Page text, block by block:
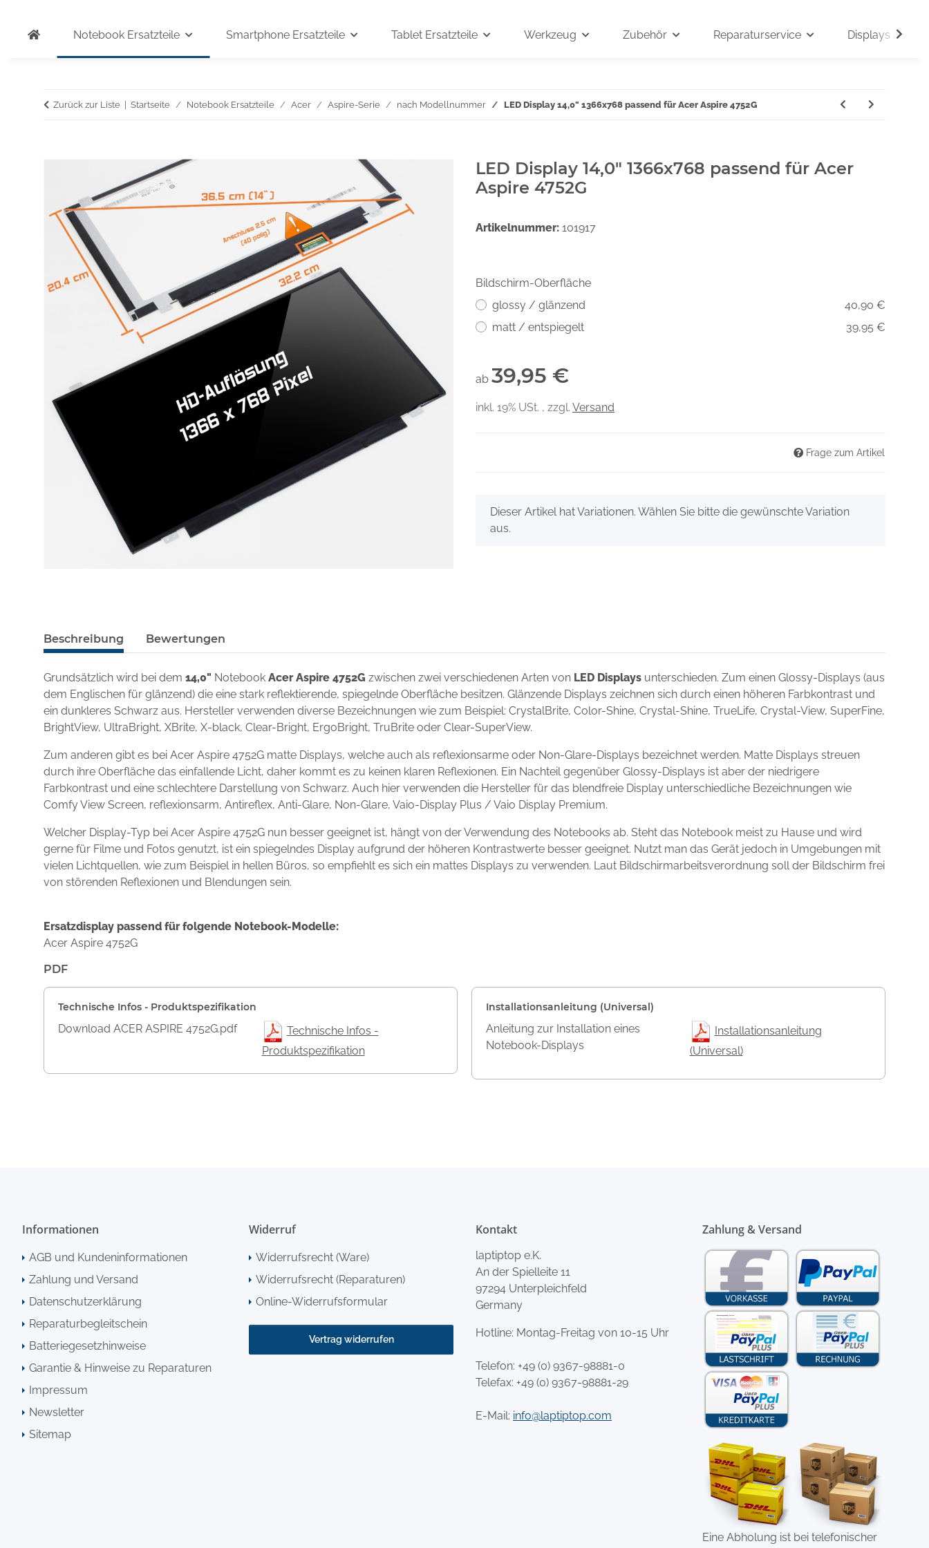
Notebook Ersatzteile Smartphone Ersatzteile Tablet Ersatzteile Werkzeug Zubehör Reparaturservice Displays auf
Zurück zur Liste Startseite Notebook Ersatzteile Acer Aspire-Serie nach Modellnummer LED Display 14,0" 1366x768 passend für Acer Aspire 4752G
LED Display 14,0" 1366x768 passend für Acer
Aspire 4752G
Artikelnummer: 101917
Bildschirm-Oberfläche
glossy / glänzend
40,90 €
matt / entspiegelt
39,95 €
ab 39,95 €
inkl. 19% USt. , zzgl. Versand
Frage zum Artikel
xDieser Artikel hat Variationen. Wählen Sie bitte die gewünschte Variation
aus.
Beschreibung Bewertungen
Grundsätzlich wird bei dem 14,0" Notebook Acer Aspire 4752G zwischen zwei verschiedenen Arten von LED Displays unterschieden. Zum einen Glossy-Displays (aus
dem Englischen für glänzend) die eine stark reflektierende, spiegelnde Oberfläche besitzen. Glänzende Displays zeichnen sich durch einen höheren Farbkontrast und
ein dunkleres Schwarz aus. Hersteller verwenden diverse Bezeichnungen wie zum Beispiel: CrystalBrite, Color-Shine, Crystal-Shine, TrueLife, Crystal-View, SuperFine,
BrightView, UltraBright, XBrite, X-black, Clear-Bright, ErgoBright, TruBrite oder Clear-SuperView.
Zum anderen gibt es bei Acer Aspire 4752G matte Displays, welche auch als reflexionsarme oder Non-Glare-Displays bezeichnet werden. Matte Displays streuen
durch ihre Oberfläche das einfallende Licht, daher kommt es zu keinen klaren Reflexionen. Ein Nachteil gegenüber Glossy-Displays ist aber der niedrigere
Farbkontrast und eine schlechtere Darstellung von Schwarz. Auch hier verwenden die Hersteller für das blendfreie Display unterschiedliche Bezeichnungen wie
Comfy View Screen, reflexionsarm, Antireflex, Anti-Glare, Non-Glare, Vaio-Display Plus / Vaio Display Premium.
Welcher Display-Typ bei Acer Aspire 4752G nun besser geeignet ist, hängt von der Verwendung des Notebooks ab. Steht das Notebook meist zu Hause und wird
gerne für Filme und Fotos genutzt, ist ein spiegelndes Display aufgrund der höheren Kontrastwerte besser geeignet. Nutzt man das Gerät jedoch in Umgebungen mit
vielen Lichtquellen, wie zum Beispiel in hellen Büros, so empfiehlt es sich ein mattes Displays zu verwenden. Laut Bildschirmarbeitsverordnung soll der Bildschirm frei
von störenden Reflexionen und Blendungen sein.
Ersatzdisplay passend für folgende Notebook-Modelle:
Acer Aspire 4752G
PDF
Technische Infos - Produktspezifikation
Download ACER ASPIRE 4752G.pdf
Technische Infos -
Produktspezifikation
Installationsanleitung (Universal)
Anleitung zur Installation eines
Notebook-Displays
Installationsanleitung
(Universal)
Informationen
AGB und Kundeninformationen
Zahlung und Versand
Datenschutzerklärung
Reparaturbegleitschein
Batteriegesetzhinweise
Garantie & Hinweise zu Reparaturen
Impressum
Newsletter
Sitemap
Widerruf
Widerrufsrecht (Ware)
Widerrufsrecht (Reparaturen)
Online-Widerrufsformular
Vertrag widerrufen
Kontakt
laptiptop e.K.
An der Spielleite 11
97294 Unterpleichfeld
Germany
Hotline: Montag-Freitag von 10-15 Uhr
Telefon: +49 (0) 9367-98881-0
Telefax: +49 (0) 9367-98881-29
E-Mail: info@laptiptop.com
Zahlung & Versand
Eine Abholung ist bei telefonischer